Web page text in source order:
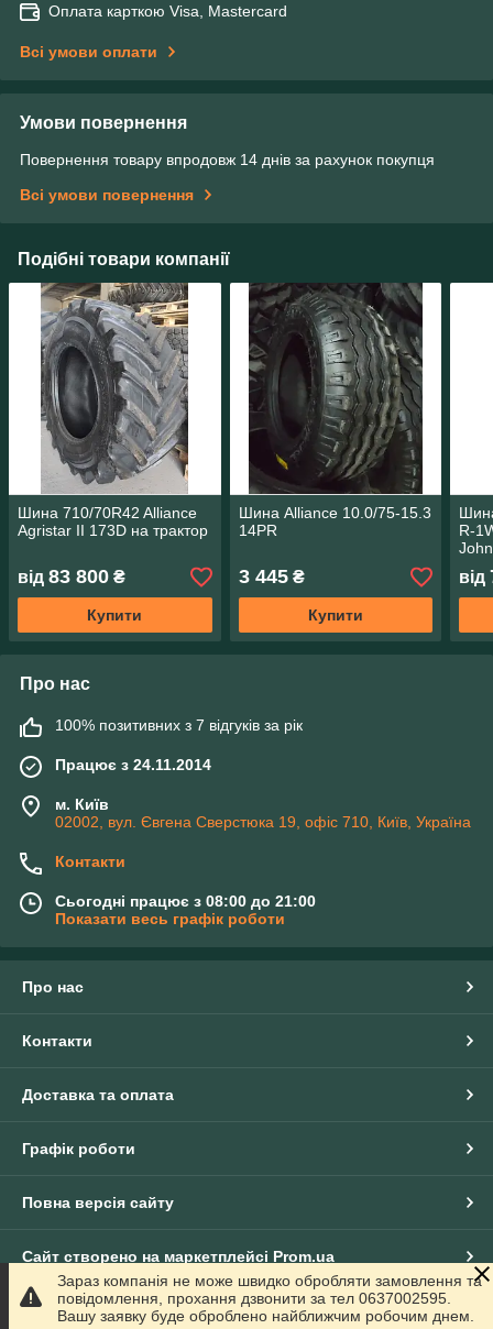
Оплата карткою Visa, Mastercard
Всі умови оплати
Умови повернення
Повернення товару впродовж 14 днів за рахунок покупця
Всі умови повернення
Подібні товари компанії
Шина 710/70R42 Alliance
Agristar II 173D на трактор
від 83 800 ₴
Купити
Шина Alliance 10.0/75-15.3
14PR
3 445₴
Купити
R-
від
Про нас
100% позитивних з 7 відгуків за рік
Працює з 24.11.2014
м. Київ
02002, вул. Євгена Сверстюка 19, офіс 710, Київ, Україна
Контакти
Сьогодні працює з 08:00 до 21:00
Показати весь графік роботи
Про нас
Контакти
Доставка та оплата
Графік роботи
Повна версія сайту
Сайт створено на маркетплейсі Prom.ua
Політика конфіденційності
Зараз компанія не може швидко обробляти замовлення та
повідомлення, прохання дзвонити за тел 0637002595.
Вашу заявку буде оброблено найближчим робочим днем.